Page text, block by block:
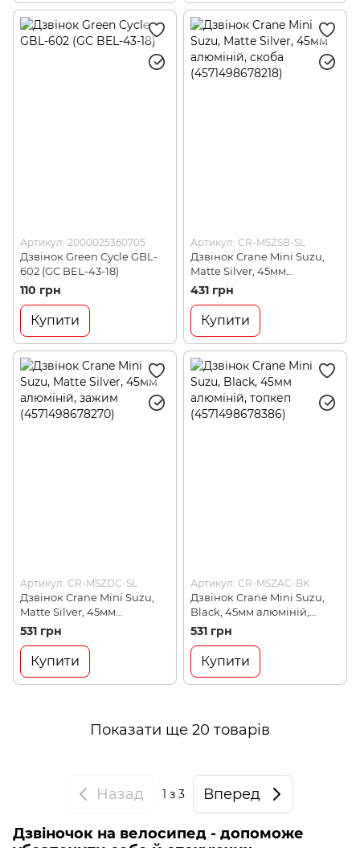
Артикул: 2000025360705
Дзвінок Green Cycle GBL-
602 (GC BEL-43-18)
110 грн
Купити
Артикул: CR-MSZSB-SL
Дзвінок Crane Mini Suzu,
Matte Silver, 45мм
алюміній, скоба
(4571498678218)
431 грн
Купити
Артикул: CR-MSZDC-SL
Дзвінок Crane Mini Suzu,
Matte Silver, 45мм
алюміній, зажим
(4571498678270)
531 грн
Купити
Артикул: CR-MSZAC-BK
Дзвінок Crane Mini Suzu,
Black, 45мм алюміній,
топкеп (4571498678386)
531 грн
Купити
Показати ще 20 товарів
Назад 1 з 3 Вперед
Дзвіночок на велосипед - допоможе